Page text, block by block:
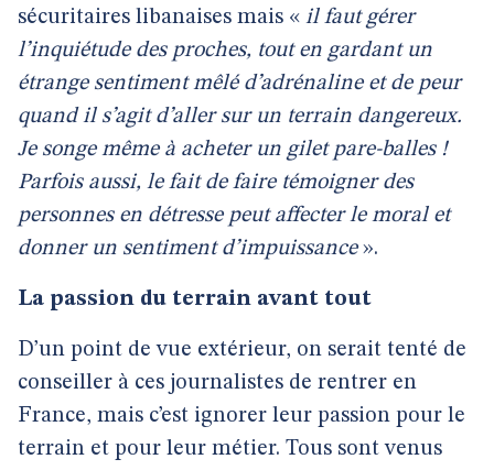
sécuritaires libanaises mais « il faut gérer
l’inquiétude des proches, tout en gardant un
étrange sentiment mêlé d’adrénaline et de peur
quand il s’agit d’aller sur un terrain dangereux.
Je songe même à acheter un gilet pare-balles !
Parfois aussi, le fait de faire témoigner des
personnes en détresse peut affecter le moral et
donner un sentiment d’impuissance».
La passion du terrain avant tout
D’un point de vue extérieur, on serait tenté de
conseiller à ces journalistes de rentrer en
France, mais c’est ignorer leur passion pour le
terrain et pour leur métier. Tous sont venus